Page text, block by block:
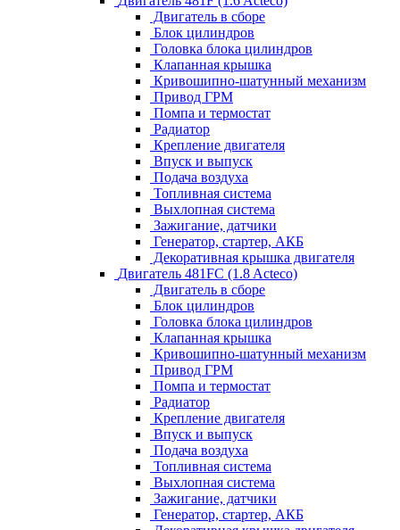
Двигатель в сборе
Блок цилиндров
Головка блока цилиндров
Клапанная крышка
Кривошипно-шатунный механизм
Привод ГРМ
Помпа и термостат
Радиатор
Крепление двигателя
Впуск и выпуск
Подача воздуха
Топливная система
Выхлопная система
Зажигание, датчики
Генератор, стартер, АКБ
Декоративная крышка двигателя
Двигатель 481FC (1.8 Acteco)
Двигатель в сборе
Блок цилиндров
Головка блока цилиндров
Клапанная крышка
Кривошипно-шатунный механизм
Привод ГРМ
Помпа и термостат
Радиатор
Крепление двигателя
Впуск и выпуск
Подача воздуха
Топливная система
Выхлопная система
Зажигание, датчики
Генератор, стартер, АКБ